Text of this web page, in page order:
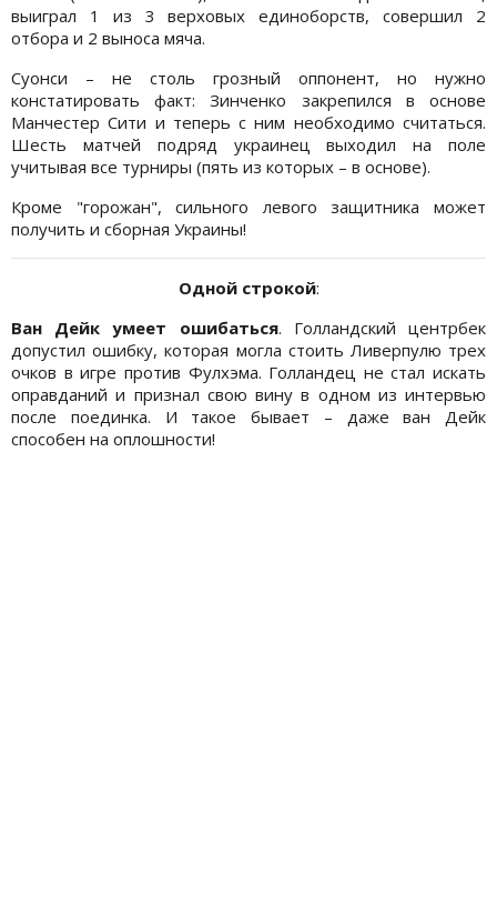
выиграл 1 из 3 верховых единоборств, совершил 2
отбора и 2 выноса мяча.
Суонси – не столь грозный оппонент, но нужно
констатировать факт: Зинченко закрепился в основе
Манчестер Сити и теперь с ним необходимо считаться.
Шесть матчей подряд украинец выходил на поле
учитывая все турниры (пять из которых – в основе).
Кроме "горожан", сильного левого защитника может
получить и сборная Украины!
Одной строкой:
Ван Дейк умеет ошибаться. Голландский центрбек
допустил ошибку, которая могла стоить Ливерпулю трех
очков в игре против Фулхэма. Голландец не стал искать
оправданий и признал свою вину в одном из интервью
после поединка. И такое бывает – даже ван Дейк
способен на оплошности!